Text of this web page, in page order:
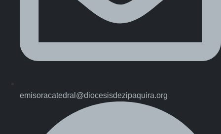
emisoracatedral@diocesisdezipaquira.org